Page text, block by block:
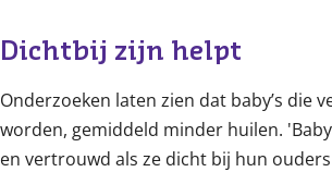
Dichtbij zijn helpt
Onderzoeken laten zien dat baby’s die
worden, gemiddeld minder huilen.
en vertrouwd als ze dicht bij hun ouders